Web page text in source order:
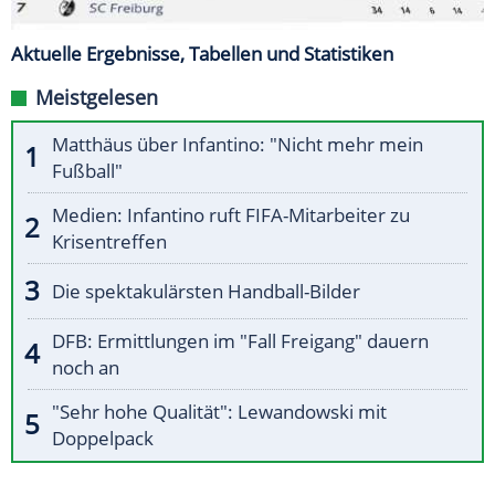
Aktuelle Ergebnisse, Tabellen und Statistiken
Meistgelesen
Matthäus über Infantino: "Nicht mehr mein
Fußball"
Medien: Infantino ruft FIFA-Mitarbeiter zu
Krisentreffen
Die spektakulärsten Handball-Bilder
DFB: Ermittlungen im "Fall Freigang" dauern
noch an
"Sehr hohe Qualität": Lewandowski mit
Doppelpack